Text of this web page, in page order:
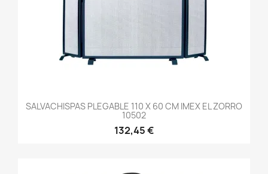
SALVACHISPAS PLEGABLE 110 X 60 CM IMEX EL ZORRO
10502
132,45 €